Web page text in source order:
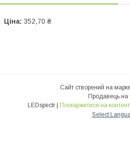
Ціна: 352,70 ₴
Сайт створений на
Продавець на
LEDspectr | Поскаржитися на контент
Select